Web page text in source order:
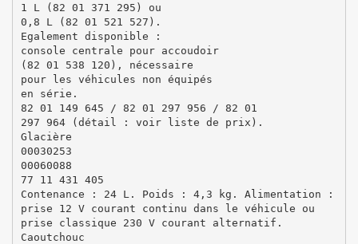
1 L (82 01 371 295) ou
0,8 L (82 01 521 527).
Egalement disponible :
console centrale pour accoudoir
(82 01 538 120), nécessaire
pour les véhicules non équipés
en série.
82 01 149 645 / 82 01 297 956 / 82 01
297 964 (détail : voir liste de prix).
Glacière
00030253
00060088
77 11 431 405
Contenance : 24 L. Poids : 4,3 kg. Alimentation :
prise 12 V courant continu dans le véhicule ou
prise classique 230 V courant alternatif.
Caoutchouc